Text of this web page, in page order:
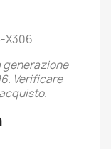
X306
generazione
Verificare